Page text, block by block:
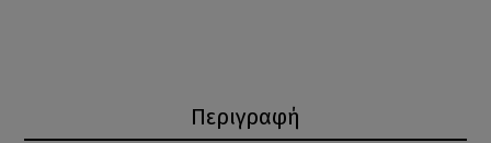
Περιγραφή